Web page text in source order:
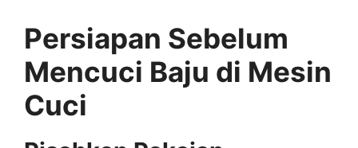
Persiapan Sebelum
Mencuci Baju di Mesin
Cuci